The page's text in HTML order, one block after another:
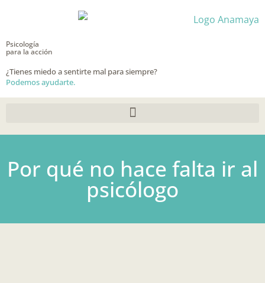
contenido
Psicología
para la acción
¿Tienes miedo a sentirte mal para siempre?
Podemos ayudarte.
Por qué no hace falta ir al
psicólogo